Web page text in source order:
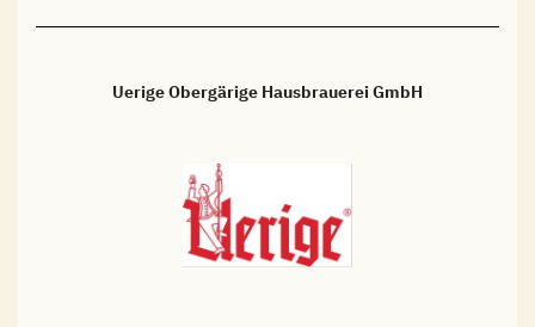
Uerige Obergärige Hausbrauerei GmbH